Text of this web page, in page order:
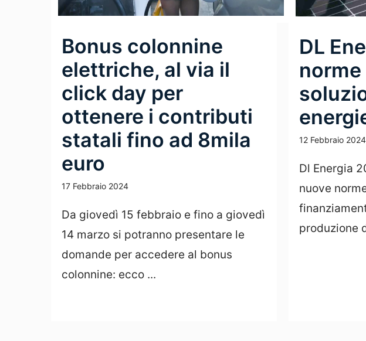
Bonus colonnine
elettriche, al via il
click day per
ottenere i contributi
statali fino ad 8mila
euro
17 Febbraio 2024
Da giovedì 15 febbraio e fino a giovedì
14 marzo si potranno presentare le
domande per accedere al bonus
colonnine: ecco ...
DL
norme
12 Febbraio 2024
Dl Energia
nuove
produzione